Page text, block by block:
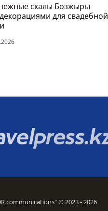
скалы Бозжыры
для свадебной
communications" © 2023 - 2026